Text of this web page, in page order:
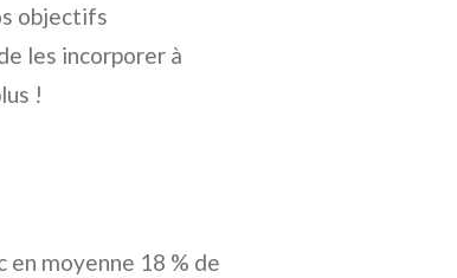
objectifs
les incorporer à
!
moyenne 18 % de